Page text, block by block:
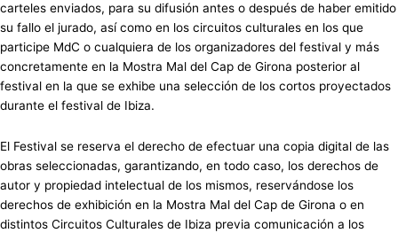
carteles enviados, para su difusión antes o después de haber emitido
su fallo el jurado, así como en los circuitos culturales en los que
participe MdC o cualquiera de los organizadores del festival y más
concretamente en la Mostra Mal del Cap de Girona posterior al
festival en la que se exhibe una selección de los cortos proyectados
durante el festival de Ibiza.
El Festival se reserva el derecho de efectuar una copia digital de las
obras seleccionadas, garantizando, en todo caso, los derechos de
autor y propiedad intelectual de los mismos, reservándose los
derechos de exhibición en la Mostra Mal del Cap de Girona o en
distintos Circuitos Culturales de Ibiza previa comunicación a los